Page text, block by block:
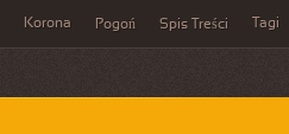
Korona Pogoń Spis Treści Tagi